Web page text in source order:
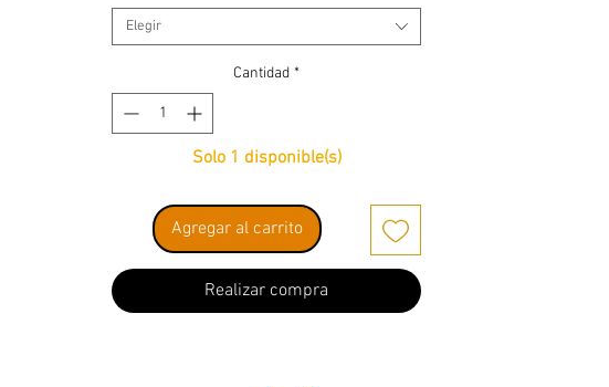
Elegir
Cantidad *
Solo 1 disponible(s)
Agregar al carrito
Realizar compra